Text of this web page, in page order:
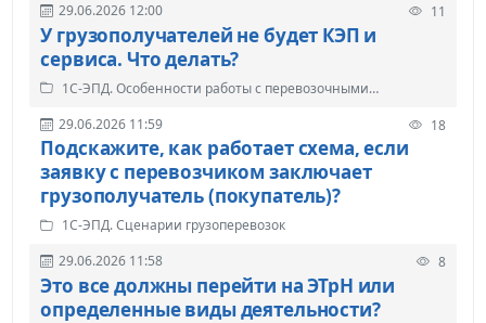
29.06.2026 12:00
11
У грузополучателей не будет КЭП и
сервиса. Что делать?
1С-ЭПД. Особенности работы с перевозочными
29.06.2026 11:59
18
Подскажите, как работает схема, если
заявку с перевозчиком заключает
грузополучатель (покупатель)?
1С-ЭПД. Сценарии грузоперевозок
29.06.2026 11:58
8
Это все должны перейти на ЭТрН или
определенные виды деятельности?